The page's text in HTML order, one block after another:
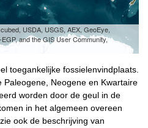
USDA, USGS, AEX, GeoEye,
and the GIS User Community,
toegankelijke fossielenvindplaats.
Paleogene, Neogene en Kwartaire
worden door de geul in de
in het algemeen overeen
ook de beschrijving van